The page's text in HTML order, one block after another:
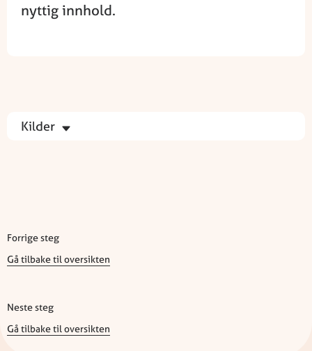
nyttig innhold.
Kilder
Forrige steg
Gå tilbake til oversikten
Neste steg
Gå tilbake til oversikten